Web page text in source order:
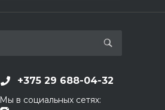
+375 29 688-04-32
Мы в социальных сетях: